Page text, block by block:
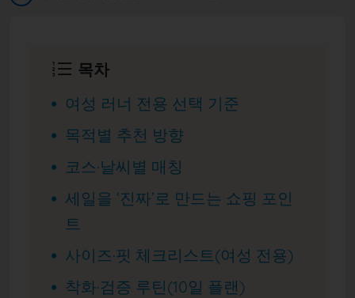
목차
여성 러너 전용 선택 기준
목적별 추천 방향
코스·날씨별 매칭
세일을 ‘진짜’로 만드는 쇼핑 포인
트
사이즈·핏 체크리스트(여성 전용)
착화·검증 루틴(10일 플랜)